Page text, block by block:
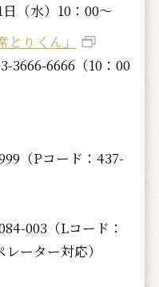
（水）10：00～
りくん」
3666-6666（10：00
（Pコード：437-
003（Lコード：
ーター対応）